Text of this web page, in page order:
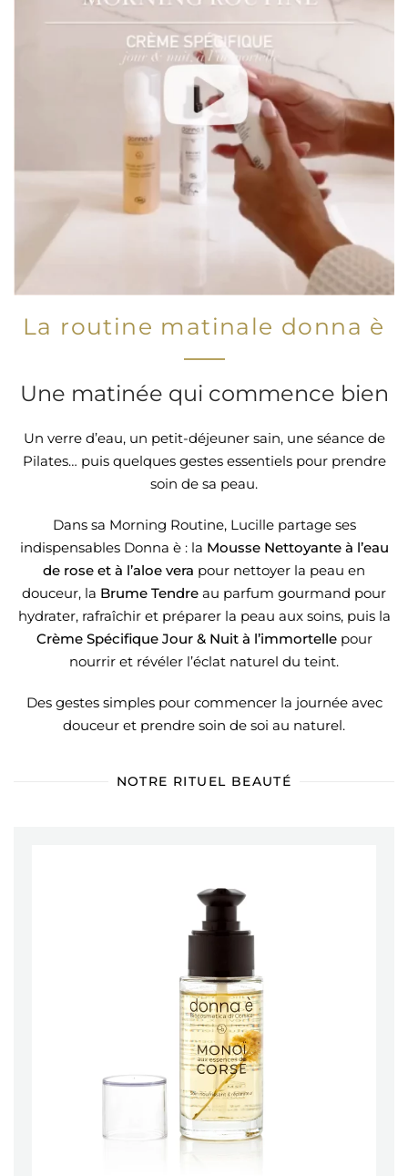
La routine matinale donna è
Une matinée qui commence bien
Un verre d’eau, un petit-déjeuner sain, une séance de
Pilates… puis quelques gestes essentiels pour prendre
soin de sa peau.
Dans sa Morning Routine, Lucille partage ses
indispensables Donna è : la Mousse Nettoyante à l’eau
de rose et à l’aloe vera pour nettoyer la peau en
douceur, la Brume Tendre au parfum gourmand pour
hydrater, rafraîchir et préparer la peau aux soins, puis la
Crème Spécifique Jour & Nuit à l’immortellepour
nourrir et révéler l’éclat naturel du teint.
Des gestes simples pour commencer la journée avec
douceur et prendre soin de soi au naturel.
NOTRE RITUEL BEAUTÉ